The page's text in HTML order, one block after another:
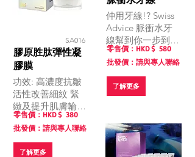
膠原胜肽彈性凝
膠膜
SA016
功效: 高濃度抗皺
活性改善細紋 緊
緻及提升肌膚輪廓
有效提升膠原蛋白
含量 加強肌膚彈
性
零售價：HKD $ 380
批發價：請與專人聯絡
了解更多
仲用牙線!? Swiss
Advice 脈衝水牙
線幫到你一步到
位！ 比牙線更方
便，非常適合植
牙、使用牙套，牙
齒固定器的人仕，
仕，利用脈衝水牙
線專用頭可以更容
易清潔牙縫。
零售價：HKD $ 580
批發價：請與專人聯絡
了解更多